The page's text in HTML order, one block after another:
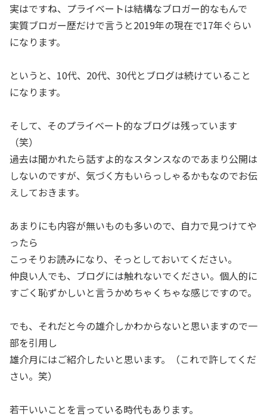
実はですね、プライベートは結構なブロガー的なもんで
実質ブロガー歴だけで言うと2019年の現在で17年ぐらい
になります。
というと、10代、20代、30代とブログは続けていること
になります。
そして、そのプライベート的なブログは残っています
（笑）
過去は聞かれたら話すよ的なスタンスなのであまり公開は
しないのですが、気づく方もいらっしゃるかもなのでお伝
えしておきます。
あまりにも内容が無いものも多いので、自力で見つけてや
ったら
こっそりお読みになり、そっとしておいてください。
仲良い人でも、ブログには触れないでください。個人的に
すごく恥ずかしいと言うかめちゃくちゃな感じですので。
でも、それだと今の雄介しかわからないと思いますので一
部を引用し
雄介月にはご紹介したいと思います。（これで許してくだ
さい。笑）
若干いいことを言っている時代もあります。